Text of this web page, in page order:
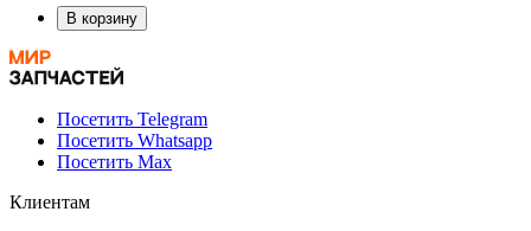
В корзину
Посетить Telegram
Посетить Whatsapp
Посетить Max
Клиентам